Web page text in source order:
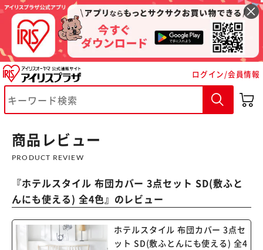
ログイン/会員情報
商品レビュー
PRODUCT REVIEW
『ホテルスタイル 布団カバー 3点セット SD(敷ふと
んにも使える) 全4色』のレビュー
ホテルスタイル 布団カバー 3点セ
ット SD(敷ふとんにも使える) 全4
カートに入れる